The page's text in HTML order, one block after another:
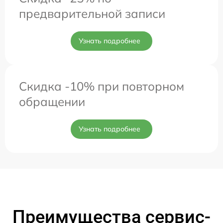
предварительной записи
Узнать подробнее
Скидка -10% при повторном
обращении
Узнать подробнее
Преимущества сервис-